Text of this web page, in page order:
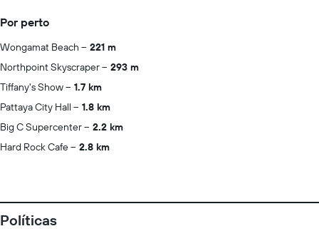
Por perto
Wongamat Beach
221 m
Northpoint Skyscraper
293 m
Tiffany's Show
1.7 km
Pattaya City Hall
1.8 km
Big C Supercenter
2.2 km
Hard Rock Cafe
2.8 km
Políticas